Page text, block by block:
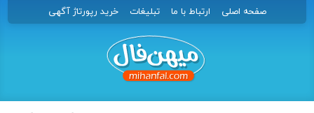
صفحه اصلی ارتباط با ما تبلیغات خرید رپورتاژ آگهی